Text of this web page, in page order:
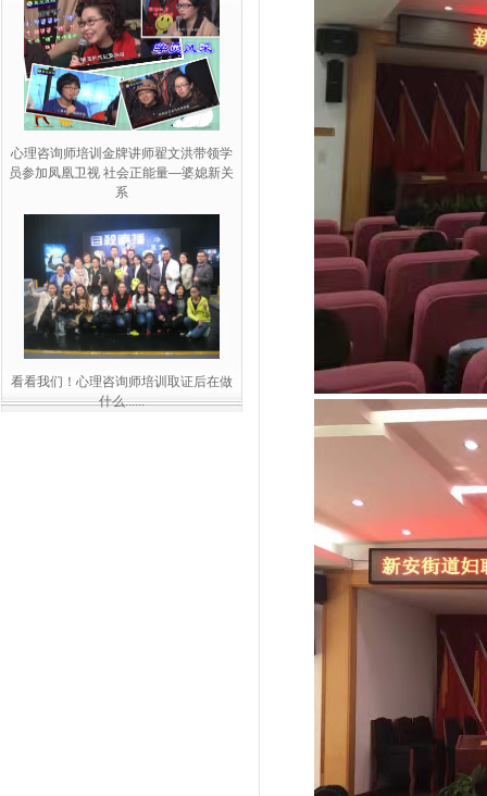
心理咨询师培训金牌讲师翟文洪带领学
员参加凤凰卫视 社会正能量—婆媳新关
系
看看我们！心理咨询师培训取证后在做
什么......